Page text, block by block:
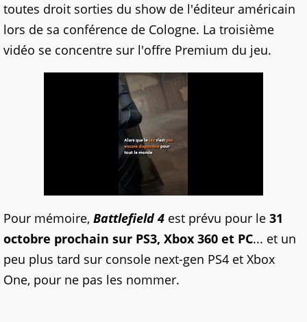
toutes droit sorties du show de l'éditeur américain
lors de sa conférence de Cologne. La troisième
vidéo se concentre sur l'offre Premium du jeu.
Pour mémoire, Battlefield 4 est prévu pour le 31
octobre prochain sur PS3, Xbox 360 et PC... et un
peu plus tard sur console next-gen PS4 et Xbox
One, pour ne pas les nommer.